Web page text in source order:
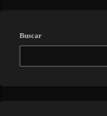
Buscar